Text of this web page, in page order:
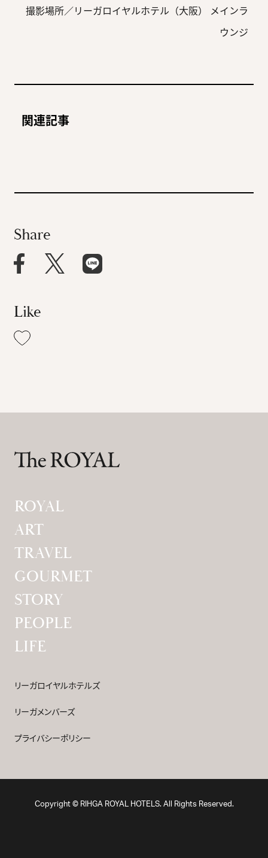
撮影場所／リーガロイヤルホテル（大阪） メインラ
ウンジ
関連記事
ラ・モリスの目に映る大阪
とは。
“板”の上に立てなければ役
者は終わり。その思いを胸
Share
Like
ROYAL
ART
TRAVEL
GOURMET
STORY
PEOPLE
LIFE
リーガロイヤルホテルズ
リーガメンバーズ
プライバシーポリシー
Copyright © RIHGA ROYAL HOTELS. All Rights Reserved.